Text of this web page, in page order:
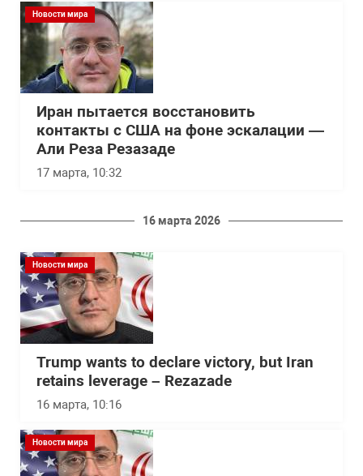
Новости мира
Иран пытается восстановить
контакты с США на фоне эскалации —
Али Реза Резазаде
17 марта, 10:32
16 марта 2026
Новости мира
Trump wants to declare victory, but Iran
retains leverage – Rezazade
16 марта, 10:16
Новости мира